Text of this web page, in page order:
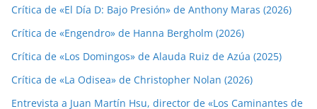
Crítica de «El Día D: Bajo Presión» de Anthony Maras (2026)
Crítica de «Engendro» de Hanna Bergholm (2026)
Crítica de «Los Domingos» de Alauda Ruiz de Azúa (2025)
Crítica de «La Odisea» de Christopher Nolan (2026)
Entrevista a Juan Martín Hsu, director de «Los Caminantes de